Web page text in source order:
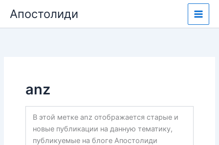
содержимому
Апостолиди
anz
В этой метке anz отображается старые и
новые публикации на данную тематику,
публикуемые на блоге Апостолиди